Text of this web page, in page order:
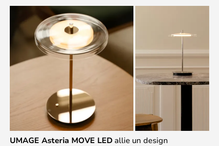
UMAGE Asteria MOVE LED allie un design